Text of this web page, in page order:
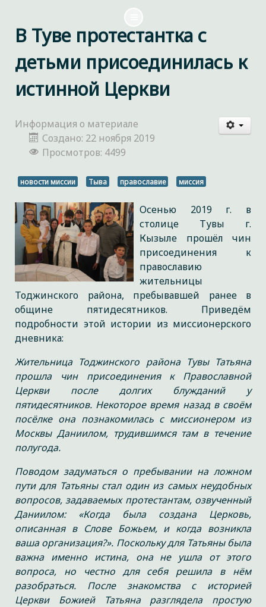
В Туве протестантка с
детьми присоединилась к
истинной Церкви
Информация о материале
Создано: 22 ноября 2019
Просмотров: 4499
новости миссии Тыва православие миссия
Осенью 2019 г. в
столице Тувы г.
Кызыле прошёл чин
присоединения к
православию
жительницы
Тоджинского района, пребывавшей ранее в
общине пятидесятников. Приведём
подробности этой истории из миссионерского
дневника:
Жительница Тоджинского района Тувы Татьяна
прошла чин присоединения к Православной
Церкви после долгих блужданий у
пятидесятников. Некоторое время назад в своём
посёлке она познакомилась с миссионером из
Москвы Даниилом, трудившимся там в течение
полугода.
Поводом задуматься о пребывании на ложном
пути для Татьяны стал один из самых неудобных
вопросов, задаваемых протестантам, озвученный
Даниилом: «Когда была создана Церковь,
описанная в Слове Божьем, и когда возникла
ваша организация?». Поскольку для Татьяны была
важна именно истина, она не ушла от этого
вопроса, но честно для себя решила в нём
разобраться. После знакомства с историей
Церкви Божией Татьяна разглядела простую